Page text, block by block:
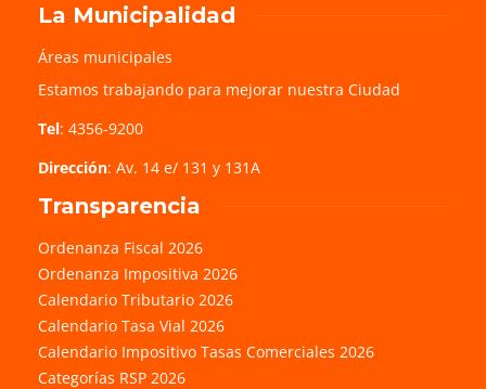
La Municipalidad
Áreas municipales
Estamos trabajando para mejorar nuestra Ciudad
Tel: 4356-9200
Dirección: Av. 14 e/ 131 y 131A
Transparencia
Ordenanza Fiscal 2026
Ordenanza Impositiva 2026
Calendario Tributario 2026
Calendario Tasa Vial 2026
Calendario Impositivo Tasas Comerciales 2026
Categorías RSP 2026